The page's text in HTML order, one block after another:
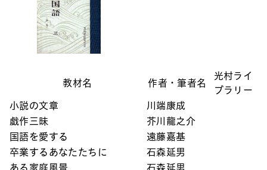
教材名 作者・筆者名
光村ライ
ブラリー
小説の文章
川端康成
戯作三昧
芥川龍之介
国語を愛する
遠藤嘉基
卒業するあなたたちに
石森延男
ある家庭風景
石森延男